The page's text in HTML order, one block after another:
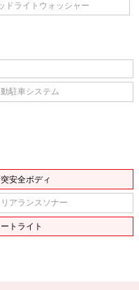
ドライトウォッシャー
駐車システム
安全ボディ
リアランスソナー
トライト